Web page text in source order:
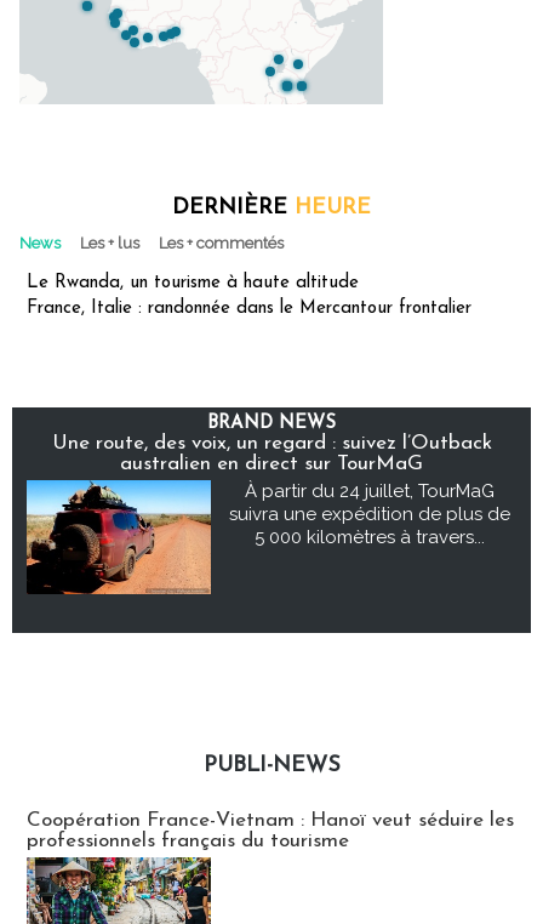
DERNIÈRE HEURE
News Les + lus Les + commentés
Le Rwanda, un tourisme à haute altitude
France, Italie : randonnée dans le Mercantour frontalier
BRAND NEWS
Une route, des voix, un regard : suivez l’Outback
australien en direct sur TourMaG
À partir du 24 juillet, TourMaG
suivra une expédition de plus de
5 000 kilomètres à travers...
PUBLI-NEWS
Coopération France-Vietnam : Hanoï veut séduire les
professionnels français du tourisme